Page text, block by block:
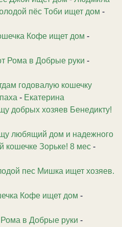
пёс Тоби ищет дом -
Кофе ищет дом -
Рома в Добрые руки -
годовалую кошечку
- Екатерина
добрых хозяев Бенедикту!
любящий дом и надежного
кошечке Зорьке! 8 мес -
пес Мишка ищет хозяев.
Кофе ищет дом -
Рома в Добрые руки -